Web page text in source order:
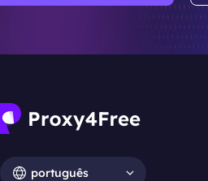
português